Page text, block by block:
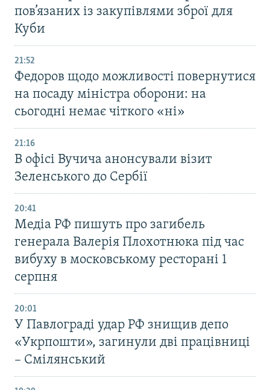
пов’язаних із закупівлями зброї для
Куби
21:52
Федоров щодо можливості повернутися
на посаду міністра оборони: на
сьогодні немає чіткого «ні»
21:16
В офісі Вучича анонсували візит
Зеленського до Сербії
20:41
Медіа РФ пишуть про загибель
генерала Валерія Плохотнюка під час
вибуху в московському ресторані 1
серпня
20:01
У Павлограді удар РФ знищив депо
«Укрпошти», загинули дві працівниці
– Смілянський